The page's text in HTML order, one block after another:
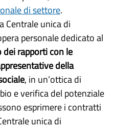
di settore.
Centrale unica di
personale dedicato al
rapporti con le
della
, in un’ottica di
e verifica del potenziale
esprimere i contratti
unica di